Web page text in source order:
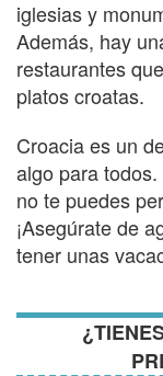
iglesias y
Además, hay
restaurantes
platos croatas.
Croacia es un
algo para
no te puedes
¡Asegúrate de
tener unas